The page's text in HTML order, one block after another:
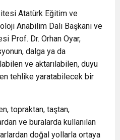
Atatürk Eğitim ve
Anabilim Dalı Başkanı ve
Prof. Dr. Orhan Oyar,
dalga ya da
ve aktarılabilen, duyu
tehlike yaratabilecek bir
topraktan, taştan,
ve buralarda kullanılan
doğal yollarla ortaya